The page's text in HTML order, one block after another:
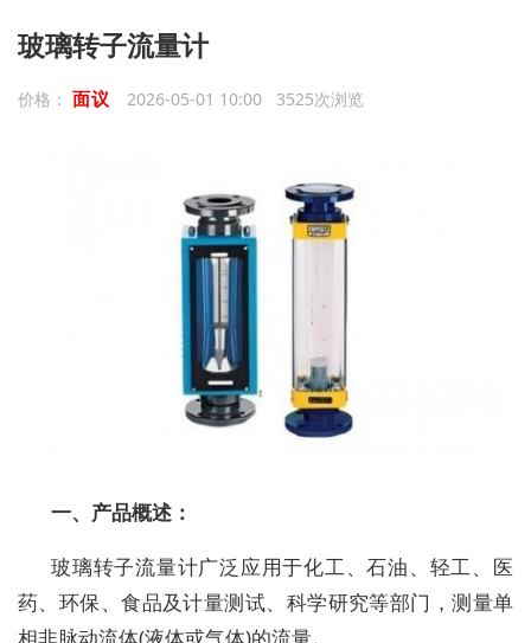
玻璃转子流量计
价格： 面议 2026-05-01 10:00 3525次浏览
一、产品概述：
玻璃转子流量计广泛应用于化工、石油、轻工、医
药、环保、食品及计量测试、科学研究等部门，测量单